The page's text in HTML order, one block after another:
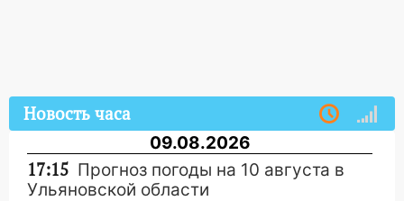
Новость часа
09.08.2026
17:15 Прогноз погоды на 10 августа в
Ульяновской области